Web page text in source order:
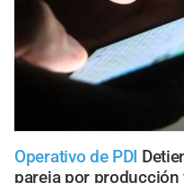
Operativo de PDI
pareja por